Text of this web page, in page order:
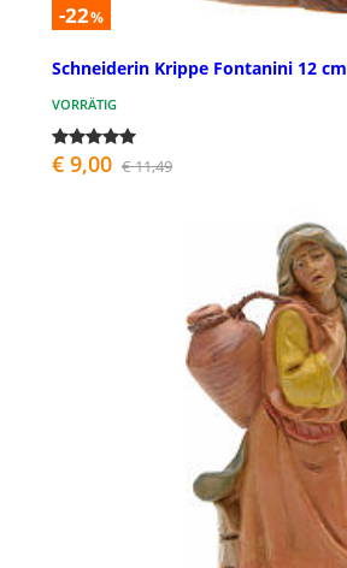
-22%
Schneiderin Krippe Fontanini 12 cm
VORRÄTIG
€ 9,00 € 11,49